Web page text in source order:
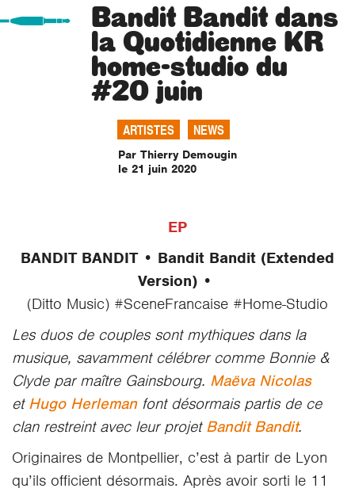
Bandit Bandit dans
la Quotidienne KR
home-studio du
#20 juin
ARTISTES NEWS
Par Thierry Demougin
le 21 juin 2020
EP
BANDIT BANDIT • Bandit Bandit (Extended
Version) •
(Ditto Music) #SceneFrancaise #Home-Studio
Les duos de couples sont mythiques dans la
musique, savamment célébrer comme Bonnie &
Clyde par maître Gainsbourg. Maëva Nicolas
et Hugo Herlemanfont désormais partis de ce
clan restreint avec leur projet Bandit Bandit.
Originaires de Montpellier, c’est à partir de Lyon
qu’ils officient désormais. Après avoir sorti le 11